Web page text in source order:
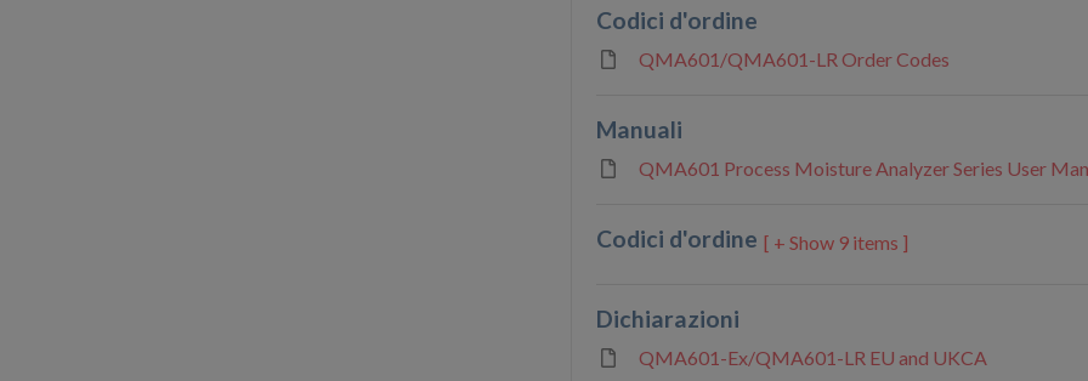
Codici d'ordine
QMA601/QMA601-LR Order Codes
Manuali
QMA601 Process Moisture Analyzer Series User
Codici d'ordine 9 items ]
Dichiarazioni
QMA601-Ex/QMA601-LR EU and UKCA